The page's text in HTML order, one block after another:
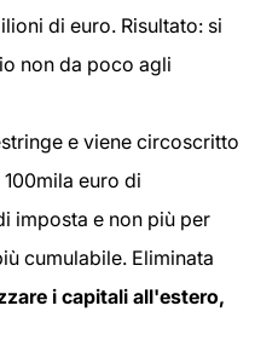
di euro. Risultato: si
non da poco agli
e viene circoscritto
euro di
imposta e non più per
cumulabile. Eliminata
i capitali all'estero,